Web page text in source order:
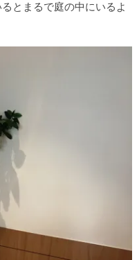
とまるで庭の中にいるよ